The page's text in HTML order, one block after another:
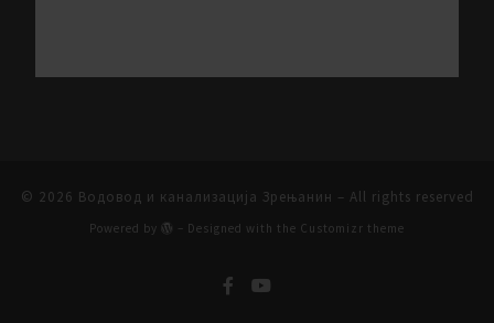
© 2026 Водовод и канализација Зрењанин – All rights reserved
Powered by – Designed with the Customizr theme